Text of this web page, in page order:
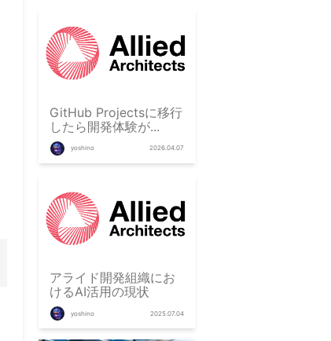
GitHub Projectsに移行
したら開発体験が...
yoshino 2026.04.07
アライド開発組織にお
けるAI活用の現状
yoshino 2025.07.04